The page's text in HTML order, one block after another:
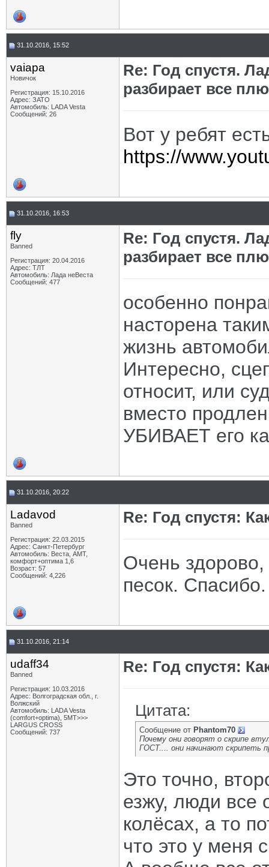
31.10.2016, 15:52
vaiapa
Новичок
Регистрация: 15.10.2016
Адрес: ЗАТО
Автомобиль: LADA Vesta
Сообщений: 26
Re: Год спустя.
разбирает все
Вот у ребят
https://
31.10.2016, 16:53
fly
Banned
Регистрация: 20.04.2016
Адрес: ТЛТ
Автомобиль: Лада неВеста
Сообщений: 477
Re: Год спустя.
разбирает все
особенно
насторена
жизнь
Интересно,
относит, или
вместо
УБИВАЕТ его
31.10.2016, 20:22
Ladavod
Banned
Регистрация: 22.03.2015
Адрес: Санкт-Петербург
Автомобиль: Веста, АМТ,
комфорт+оптима 1,6
Возраст: 57
Сообщений: 4,226
Re: Год спустя:
Очень
песок. Спасибо.
31.10.2016, 21:14
udaff34
Banned
Регистрация: 10.03.2016
Адрес: Волгоградская обл., г.
Волжский
Автомобиль: LADA Vesta
(comfort+optima), 5МТ>>>
LARGUS CROSS
Сообщений: 737
Re: Год спустя:
Цитата:
Сообщение от Phantom70
Почему они говорят о скрипе
ГОСТ.... они начинают скрипеть
Это точно,
езжу, люди все
колёсах, а то
что это у меня